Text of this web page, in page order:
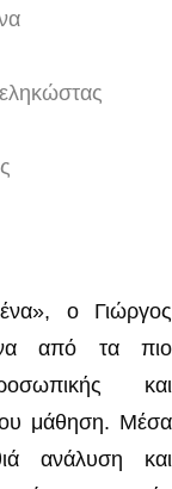
ο Γιώργος
από τα πιο
και
μάθηση. Μέσα
ανάλυση και